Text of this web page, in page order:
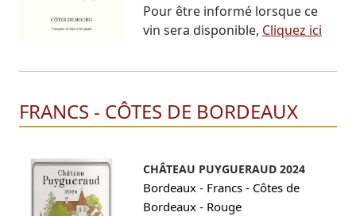
Pour être informé lorsque ce
vin sera disponible, Cliquez ici
FRANCS - CÔTES DE BORDEAUX
CHÂTEAU PUYGUERAUD 2024
Bordeaux - Francs - Côtes de
Bordeaux - Rouge